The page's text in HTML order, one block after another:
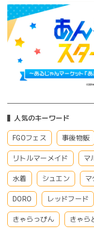
人気のキーワード
FGOフェス 事後物販
リトルマーメイド マ
水着 シュエン マ
DORO レッドフード
きゃらっぴん きゃら